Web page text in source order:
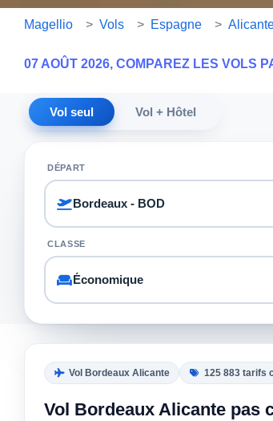
Magellio > Vols > Espagne >
07 AOÛT 2026, COMPAREZ LES VOLS
Vol seul Vol + Hôtel
DÉPART
CLASSE
Vol Bordeaux Alicante 125 883 tarifs
Vol Bordeaux Alicante pas